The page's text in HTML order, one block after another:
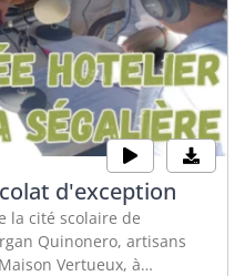
d'exception
la cité scolaire de
Quinonero, artisans
Vertueux, à